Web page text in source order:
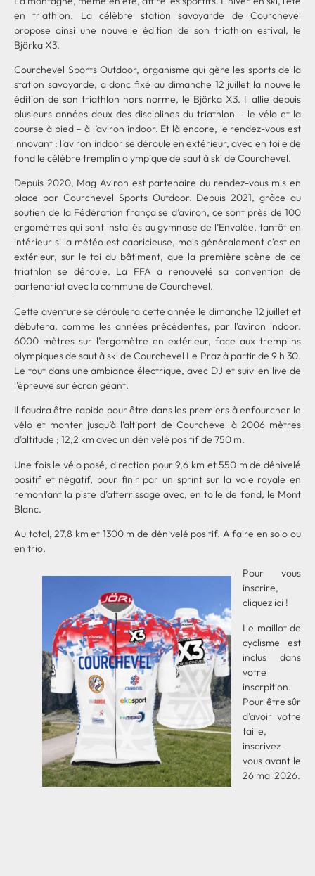
en triathlon. La célèbre station savoyarde de Courchevel
propose ainsi une nouvelle édition de son triathlon estival, le
Björka X3.
Courchevel Sports Outdoor, organisme qui gère les sports de la
station savoyarde, a donc fixé au dimanche 12 juillet la nouvelle
édition de son triathlon hors norme, le Björka X3. Il allie depuis
plusieurs années deux des disciplines du triathlon – le vélo et la
course à pied – à l’aviron indoor. Et là encore, le rendez-vous est
innovant : l’aviron indoor se déroule en extérieur, avec en toile de
fond le célèbre tremplin olympique de saut à ski de Courchevel.
Depuis 2020, Mag Aviron est partenaire du rendez-vous mis en
place par Courchevel Sports Outdoor. Depuis 2021, grâce au
soutien de la Fédération française d’aviron, ce sont près de 100
ergomètres qui sont installés au gymnase de l’Envolée, tantôt en
intérieur si la météo est capricieuse, mais généralement c’est en
extérieur, sur le toi du bâtiment, que la première scène de ce
triathlon se déroule. La FFA a renouvelé sa convention de
partenariat avec la commune de Courchevel.
Cette aventure se déroulera cette année le dimanche 12 juillet et
débutera, comme les années précédentes, par l’aviron indoor.
6000 mètres sur l’ergomètre en extérieur, face aux tremplins
olympiques de saut à ski de Courchevel Le Praz à partir de 9 h 30.
Le tout dans une ambiance électrique, avec DJ et suivi en live de
l’épreuve sur écran géant.
Il faudra être rapide pour être dans les premiers à enfourcher le
vélo et monter jusqu’à l’altiport de Courchevel à 2006 mètres
d’altitude ; 12,2 km avec un dénivelé positif de 750 m.
Une fois le vélo posé, direction pour 9,6 km et 550 m de dénivelé
positif et négatif, pour finir par un sprint sur la voie royale en
remontant la piste d’atterrissage avec, en toile de fond, le Mont
Blanc.
Au total, 27,8 km et 1300 m de dénivelé positif. A faire en solo ou
en trio.
Pour vous
inscrire,
cliquez ici !
Le maillot de
cyclisme est
inclus dans
votre
inscrpition.
Pour être sûr
d’avoir votre
taille,
inscrivez-
vous avant le
26 mai 2026.